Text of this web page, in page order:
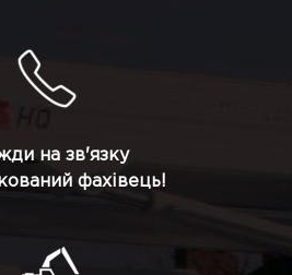
на зв'язку
фахівець!